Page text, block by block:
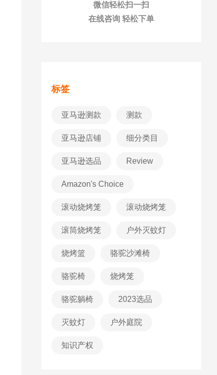
微信轻松扫一扫
在线咨询 轻松下单
标签
亚马逊测款 测款
亚马逊店铺 细分类目
亚马逊选品 Review
Amazon's Choice
滚动烧烤笼 滚动烧烤笼
滚筒烧烤笼 户外灭蚊灯
烧烤篮 骆驼沙滩椅
骆驼椅 烧烤笼
骆驼躺椅 2023选品
灭蚊灯 户外庭院
知识产权